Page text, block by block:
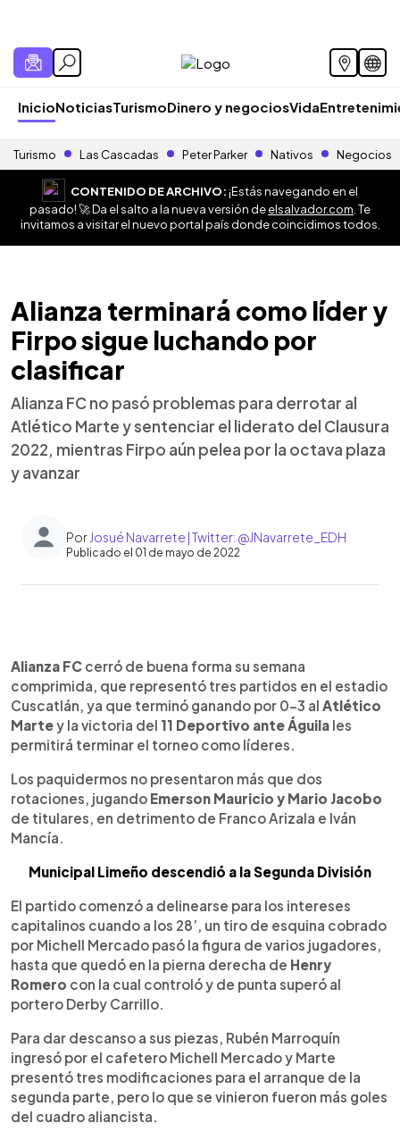
InicioNoticiasTurismoDinero y negociosVida
Turismo Las Cascadas Peter Parker Nativos Negocios
CONTENIDO DE ARCHIVO:¡Estás navegando en el
pasado! 🚀 Da el salto a la nueva versión deelsalvador.com . Te
invitamos a visitar el nuevo portal país donde coincidimos todos.
Alianza terminará como líder y
Firpo sigue luchando por
clasificar
Alianza FC no pasó problemas para derrotar al
Atlético Marte y sentenciar el liderato del Clausura
2022, mientras Firpo aún pelea por la octava plaza
y avanzar
Por Josué Navarrete | Twitter: @JNavarrete_EDH
Publicado el 01 de mayo de 2022
► Escuchar artículo
Alianza FC cerró de buena forma su semana
comprimida, que representó tres partidos en el estadio
Cuscatlán, ya que terminó ganando por 0-3 al Atlético
Martey la victoria del 11 Deportivo ante Águila les
permitirá terminar el torneo como líderes.
Los paquidermos no presentaron más que dos
rotaciones, jugando Emerson Mauricio y Mario Jacobo
de titulares, en detrimento de Franco Arizala e Iván
Mancía.
Municipal Limeño descendió a la Segunda División
El partido comenzó a delinearse para los intereses
capitalinos cuando a los 28’, un tiro de esquina cobrado
por Michell Mercado pasó la figura de varios jugadores,
hasta que quedó en la pierna derecha de Henry
Romero con la cual controló y de punta superó al
portero Derby Carrillo.
Para dar descanso a sus piezas, Rubén Marroquín
ingresó por el cafetero Michell Mercado y Marte
presentó tres modificaciones para el arranque de la
segunda parte, pero lo que se vinieron fueron más goles
del cuadro aliancista.